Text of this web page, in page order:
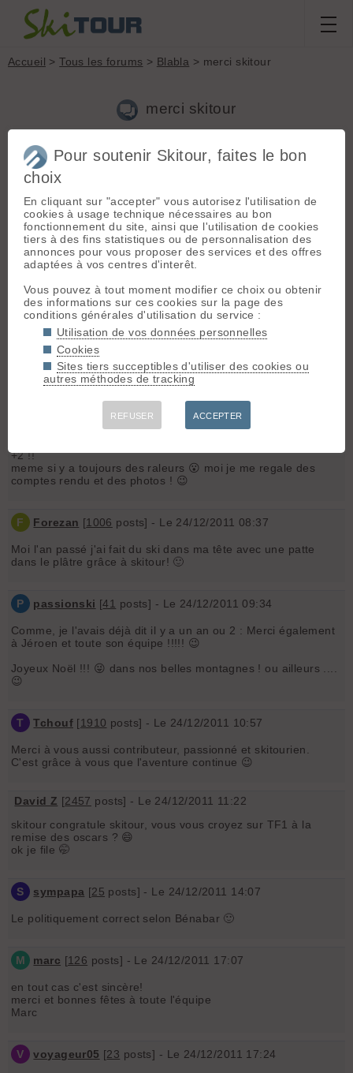
Accueil >Tous les forums > Blabla > merci skitour
merci skitour
invité de loin- Le 23/12/2011 18:02
eh oui merci à skitour et surtout tout les skitouriens pour le
plaisirs de vos compte rendu et ces superbes photos qui
énervent un peu beaucoup 😜 mais permettent au skieur
occasionnel (car trop loin des alpes) que je suis de patienter
avant ces vacances 😎 trop rare 😉 helas ...... 😄
raph73 - Le 23/12/2011 18:40
...même quand, comme moi, on habite en 73... 🤣 😎
posts] - Le 23/12/2011 20:00
+2 !!
meme si y a toujours des raleurs 😮 moi je me regale des
comptes rendu et des photos ! 😉
F Forezan [1006 posts] - Le 24/12/2011 08:37
Moi l'an passé j'ai fait du ski dans ma tête avec une patte
dans le plâtre grâce à skitour! 🙂
P passionski [41 posts] - Le 24/12/2011 09:34
Comme, je l'avais déjà dit il y a un an ou 2 : Merci également
à Jéroen et toute son équipe !!!!! 😉
Joyeux Noël !!! 😜 dans nos belles montagnes ! ou ailleurs ....
😉
T Tchouf[1910 posts] - Le 24/12/2011 10:57
Merci à vous aussi contributeur, passionné et skitourien.
C'est grâce à vous que l'aventure continue 😉
David Z [2457 posts] - Le 24/12/2011 11:22
skitour congratule skitour, vous vous croyez sur TF1 à la
remise des oscars ? 😄
ok je file 🤭
S sympapa [25 posts] - Le 24/12/2011 14:07
Le politiquement correct selon Bénabar 🙂
M marc [126 posts] - Le 24/12/2011 17:07
en tout cas c'est sincère!
merci et bonnes fêtes à toute l'équipe
Marc
V voyageur05 [23 posts] - Le 24/12/2011 17:24
Pour soutenir Skitour, faites le bon
choix
En cliquant sur "accepter" vous autorisez l'utilisation de
cookies à usage technique nécessaires au bon
fonctionnement du site, ainsi que l'utilisation de cookies
tiers à des fins statistiques ou de personnalisation des
annonces pour vous proposer des services et des offres
adaptées à vos centres d'interêt.
Vous pouvez à tout moment modifier ce choix ou obtenir
des informations sur ces cookies sur la page des
conditions générales d'utilisation du service :
Utilisation de vos données personnelles
Cookies
Sites tiers succeptibles d'utiliser des cookies ou
autres méthodes de tracking
REFUSER ACCEPTER